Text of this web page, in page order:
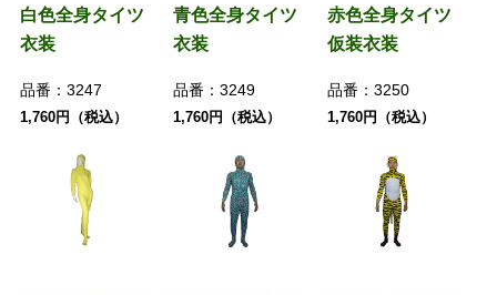
白色全身タイツ
衣装
品番： 3247
1,760円（税込）
青色全身タイツ
衣装
品番：3249
1,760円（税込）
赤色全身タイツ
仮装衣装
品番： 3250
1,760円（税込）